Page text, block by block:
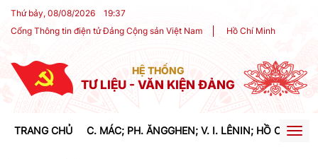
Thứ bảy, 08/08/2026 19:37
Cổng Thông tin điện tử Đảng Cộng sản Việt Nam
Hồ Chí Minh
HỆ THỐNG
TƯ LIỆU - VĂN KIỆN ĐẢNG
TRANG CHỦ C. MÁC; PH. ĂNGGHEN; V. I. LÊNIN; HỒ CHÍ